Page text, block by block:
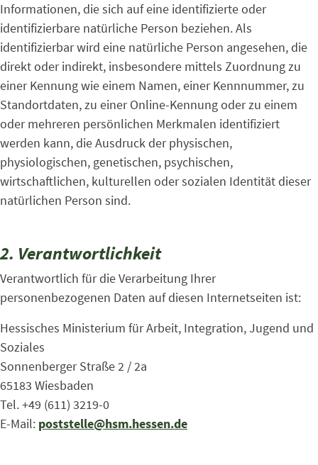
Informationen, die sich auf eine identifizierte oder
identifizierbare natürliche Person beziehen. Als
identifizierbar wird eine natürliche Person angesehen, die
direkt oder indirekt, insbesondere mittels Zuordnung zu
einer Kennung wie einem Namen, einer Kennnummer, zu
Standortdaten, zu einer Online-Kennung oder zu einem
oder mehreren persönlichen Merkmalen identifiziert
werden kann, die Ausdruck der physischen,
physiologischen, genetischen, psychischen,
wirtschaftlichen, kulturellen oder sozialen Identität dieser
natürlichen Person sind.
2. Verantwortlichkeit
Verantwortlich für die Verarbeitung Ihrer
personenbezogenen Daten auf diesen Internetseiten ist:
Hessisches Ministerium für Arbeit, Integration, Jugend und
Soziales
Sonnenberger Straße 2 / 2a
65183 Wiesbaden
Tel. +49 (611) 3219-0
E-Mail: poststelle@hsm.hessen.de